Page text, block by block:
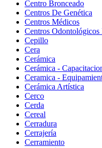
Centro Bronceado
Centros De Genética
Centros Médicos
Centros Odontológicos
Cepillo
Cera
Cerámica
Cerámica -
Ceramica -
Cerámica Artística
Cerco
Cerda
Cereal
Cerradura
Cerrajería
Cerramiento